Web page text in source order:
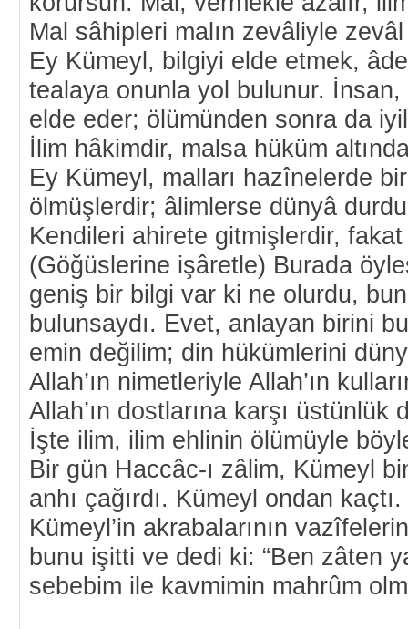
Mal sâhipleri malın zevâliyle
Ey Kümeyl, bilgiyi elde etmek,
tealaya onunla yol bulunur.
elde eder; ölümünden sonra da
İlim hâkimdir, malsa hüküm
Ey Kümeyl, malları hazînelerde
ölmüşlerdir; âlimlerse dünyâ
Kendileri ahirete gitmişlerdir,
(Göğüslerine işâretle) Burada
geniş bir bilgi var ki ne olurdu,
bulunsaydı. Evet, anlayan birini
emin değilim; din hükümlerini
Allah’ın nimetleriyle Allah’ın
Allah’ın dostlarına karşı üstünlük
İşte ilim, ilim ehlinin ölümüyle
Bir gün Haccâc-ı zâlim, Kümeyl
anhı çağırdı. Kümeyl ondan
Kümeyl’in akrabalarının
bunu işitti ve dedi ki: “Ben zâten
sebebim ile kavmimin mahrûm